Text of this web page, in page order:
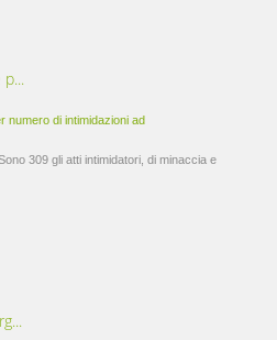
309 gli atti intimidatori, di minaccia e